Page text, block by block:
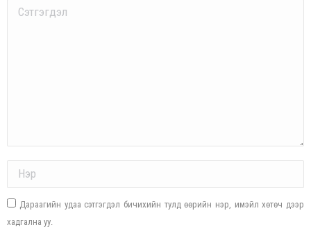
Comment
Дараагийн удаа сэтгэгдэл бичихийн тулд өөрийн нэр, имэйл хөтөч дээр
хадгална уу.